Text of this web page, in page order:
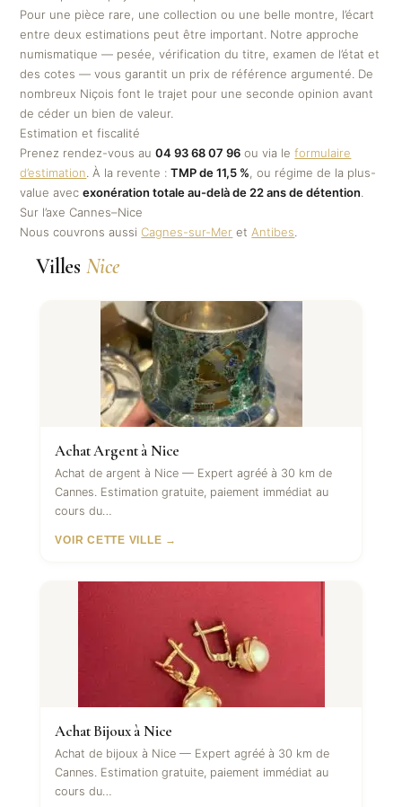
Pour une pièce rare, une collection ou une belle montre, l’écart
entre deux estimations peut être important. Notre approche
numismatique — pesée, vérification du titre, examen de l’état et
des cotes — vous garantit un prix de référence argumenté. De
nombreux Niçois font le trajet pour une seconde opinion avant
de céder un bien de valeur.
Estimation et fiscalité
Prenez rendez-vous au04 93 68 07 96 ou via leformulaire
d’estimation . À la revente :TMP de 11,5 % , ou régime de la plus-
value avecexonération totale au-delà de 22 ans de détention
Sur l’axe Cannes–Nice
Nous couvrons aussi Cagnes-sur-Mer et Antibes
Villes Nice
Achat Argent à Nice
Achat de argent à Nice — Expert agréé à 30 km de
Cannes. Estimation gratuite, paiement immédiat au
cours du…
VOIR CETTE VILLE →
Achat Bijoux à Nice
Achat de bijoux à Nice — Expert agréé à 30 km de
Cannes. Estimation gratuite, paiement immédiat au
cours du…